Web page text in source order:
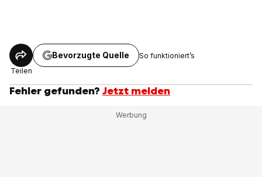
Teilen
Bevorzugte Quelle So funktioniert’s
Fehler gefunden? Jetzt melden